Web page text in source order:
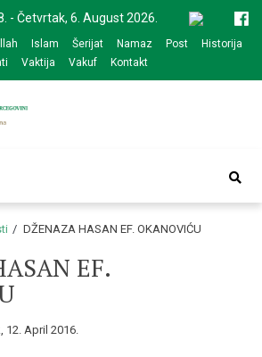
- Četvrtak, 6. August 2026.
Islam Šerijat Namaz Post
Historija
Vaktija Vakuf Kontakt
Bijeljina
DŽENAZA HASAN EF. OKANOVIĆU
EF.
12. April 2016.